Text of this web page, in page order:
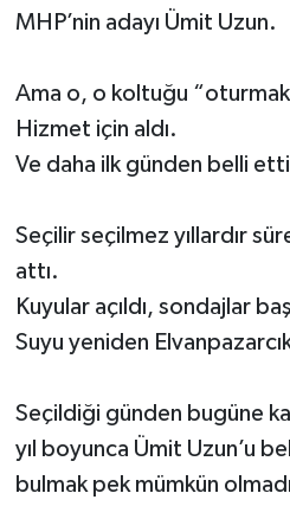
MHP’nin adayı Ümit Uzun.
Ama o, o koltuğu
Hizmet için aldı.
Ve daha ilk günden belli
Seçilir seçilmez yıllardır
attı.
Kuyular açıldı, sondajlar
Suyu yeniden
Seçildiği günden bugüne
yıl boyunca Ümit Uzun’u
bulmak pek mümkün